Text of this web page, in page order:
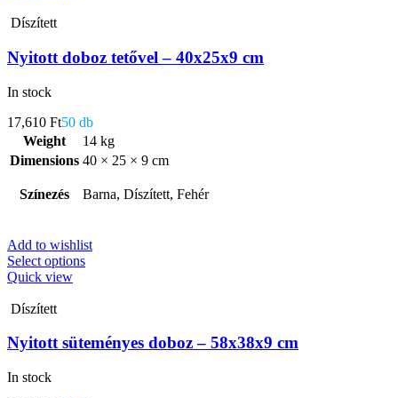
Díszített
Nyitott doboz tetővel – 40x25x9 cm
In stock
17,610 Ft50 db
Weight
14 kg
Dimensions 40 × 25 × 9 cm
Színezés Barna, Díszített, Fehér
Add to wishlist
Select options
Quick view
Díszített
Nyitott süteményes doboz – 58x38x9 cm
In stock